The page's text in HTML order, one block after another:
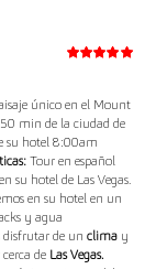
de 5
único en el Mount
min de la ciudad de
su hotel 8:00am
Tour en español
su hotel de Las Vegas.
en su hotel en un
y agua
disfrutar de unclima y
de Las Vegas.